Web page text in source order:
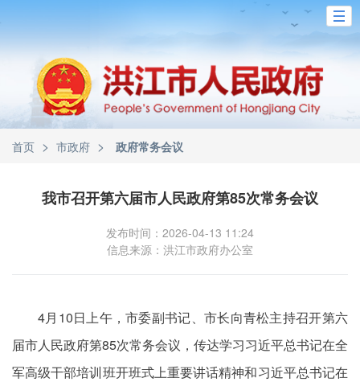
首页 > 市政府 > 政府常务会议
我市召开第六届市人民政府第85次常务会议
发布时间：2026-04-13 11:24
信息来源：洪江市政府办公室
4月10日上午，市委副书记、市长向青松主持召开第六
届市人民政府第85次常务会议，传达学习习近平总书记在全
军高级干部培训班开班式上重要讲话精神和习近平总书记在